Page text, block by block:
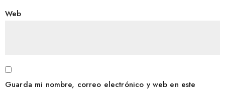
Web
Guarda mi nombre, correo electrónico y web en este